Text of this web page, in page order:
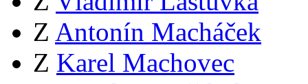
Z Antonín Macháček
Z Karel Machovec